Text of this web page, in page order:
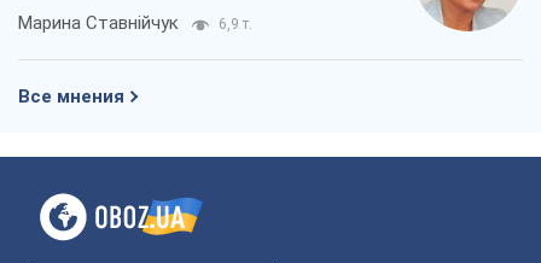
Марина Ставнійчук 6,9 т.
Все мнения